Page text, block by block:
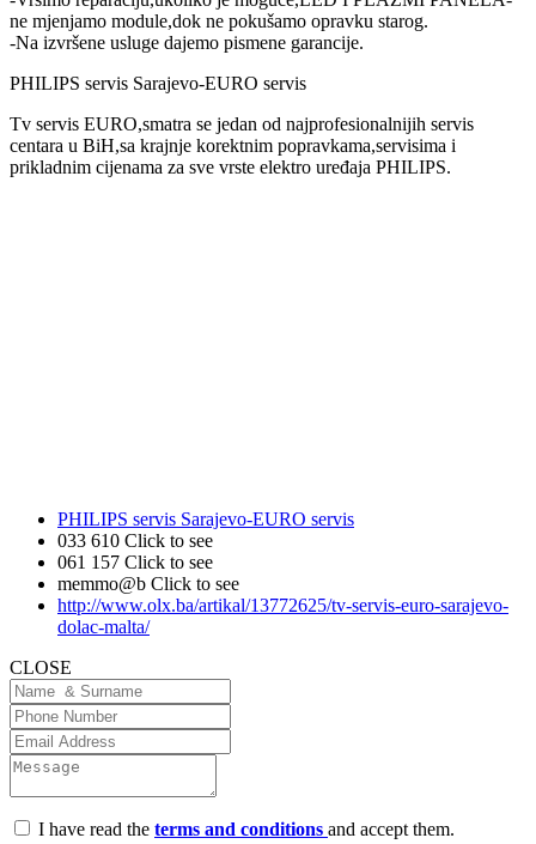
ne mjenjamo module,dok ne pokušamo opravku starog.
-Na izvršene usluge dajemo pismene garancije.
PHILIPS servis Sarajevo-EURO servis
Tv servis EURO,smatra se jedan od najprofesionalnijih servis
centara u BiH,sa krajnje korektnim popravkama,servisima i
prikladnim cijenama za sve vrste elektro uređaja PHILIPS.
PHILIPS servis Sarajevo-EURO servis
033 610 Click to see
061 157 Click to see
memmo@b Click to see
http://www.olx.ba/artikal/13772625/tv-servis-euro-sarajevo-
dolac-malta/
CLOSE
I have read the terms and conditions and accept them.